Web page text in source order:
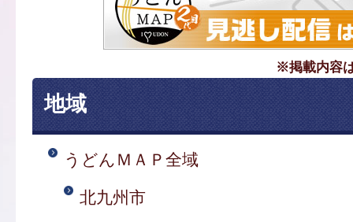
※掲載内容
地域
うどんＭＡＰ全域
北九州市